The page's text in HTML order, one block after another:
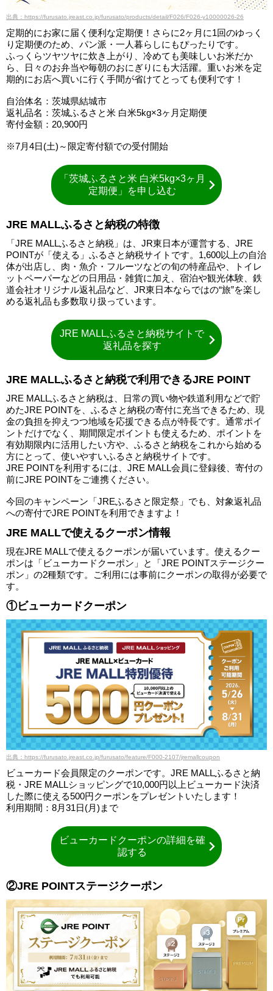
出典：https://furusato.jreast.co.jp/furusato/products/detail/F026/F026-y10000026-26
定期的にお家に届く便利な定期便！さらに2ヶ月に1回のゆっく
り定期便のため、パン派・一人暮らしにもぴったりです。
ふっくらツヤツヤに炊き上がり、冷めても美味しいお米だか
ら、日々のお弁当や毎朝のおにぎりにも大活躍。重いお米を定
期的にお店へ買いに行く手間が省けてとっても便利です！
自治体名：茨城県結城市
返礼品名：茨城ふるさと米 白米5kg×3ヶ月定期便
寄付金額：20,900円
※7月4日(土)～限定寄付額での受付開始
「茨城ふるさと米 白米5kg×3ヶ月
定期便」を申し込む
JRE MALLふるさと納税の特徴
「JRE MALLふるさと納税」は、JR東日本が運営する、JRE
POINTが「使える」ふるさと納税サイトです。1,600以上の自治
体が出店し、肉・魚介・フルーツなどの旬の特産品や、トイレ
ットペーパーなどの日用品・雑貨に加え、宿泊や観光体験、鉄
道会社オリジナル返礼品など、JR東日本ならではの“旅”を楽し
める返礼品も多数取り扱っています。
JRE MALLふるさと納税サイトで
返礼品を探す
JRE MALLふるさと納税で利用できるJRE POINT
JRE MALLふるさと納税は、日常の買い物や鉄道利用などで貯
めたJRE POINTを、ふるさと納税の寄付に充当できるため、現
金の負担を抑えつつ地域を応援できる点が特長です。通常ポイ
ントだけでなく、期間限定ポイントも使えるため、ポイントを
有効期限内に活用したい方や、ふるさと納税をこれから始める
方にとって、使いやすいふるさと納税サイトです。
JRE POINTを利用するには、JRE MALL会員に登録後、寄付の
前にJRE POINTをご連携ください。
今回のキャンペーン「JREふるさと限定祭」でも、対象返礼品
への寄付でJRE POINTを利用できますよ！
JRE MALLで使えるクーポン情報
現在JRE MALLで使えるクーポンが届いています。使えるクー
ポンは「ビューカードクーポン」と「JRE POINTステージクー
ポン」の2種類です。ご利用には事前にクーポンの取得が必要で
す。
①ビューカードクーポン
出典：https://furusato.jreast.co.jp/furusato/feature/F000-2107/jremallcoupon
ビューカード会員限定のクーポンです。JRE MALLふるさと納
税・JRE MALLショッピングで10,000円以上ビューカード決済
した際に使える500円クーポンをプレゼントいたします！
利用期間：8月31日(月)まで
ビューカードクーポンの詳細を確
認する
②JRE POINTステージクーポン